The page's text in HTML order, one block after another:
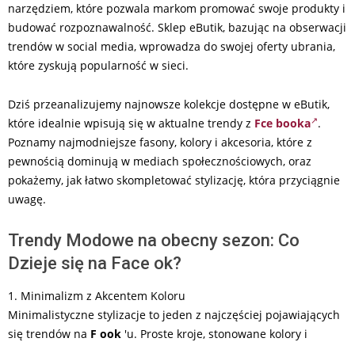
narzędziem, które pozwala markom promować swoje produkty i
budować rozpoznawalność. Sklep eButik, bazując na obserwacji
trendów w social media, wprowadza do swojej oferty ubrania,
które zyskują popularność w sieci.
Dziś przeanalizujemy najnowsze kolekcje dostępne w eButik,
które idealnie wpisują się w aktualne trendy z Fce booka .
Poznamy najmodniejsze fasony, kolory i akcesoria, które z
pewnością dominują w mediach społecznościowych, oraz
pokażemy, jak łatwo skompletować stylizację, która przyciągnie
uwagę.
Trendy Modowe na obecny sezon: Co
Dzieje się na Face ok?
1. Minimalizm z Akcentem Koloru
Minimalistyczne stylizacje to jeden z najczęściej pojawiających
się trendów na F ook 'u. Proste kroje, stonowane kolory i